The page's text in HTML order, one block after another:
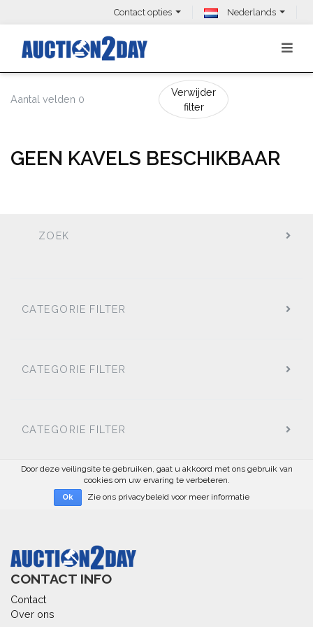
Contact opties Nederlands
Aantal velden 0
Verwijder
filter
GEEN KAVELS BESCHIKBAAR
ZOEK
CATEGORIE FILTER
CATEGORIE FILTER
CATEGORIE FILTER
Door deze veilingsite te gebruiken, gaat u akkoord met ons gebruik van
cookies om uw ervaring te verbeteren.
Ok Zie ons privacybeleid voor meer informatie
CONTACT INFO
Contact
Over ons